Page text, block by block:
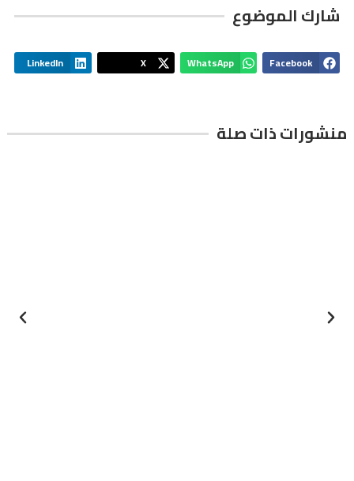
شارك الموضوع
Facebook
WhatsApp
X
LinkedIn
منشورات ذات صلة